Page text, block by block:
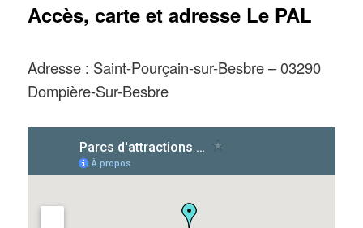
Accès, carte et adresse Le PAL
Adresse : Saint-Pourçain-sur-Besbre – 03290
Dompière-Sur-Besbre